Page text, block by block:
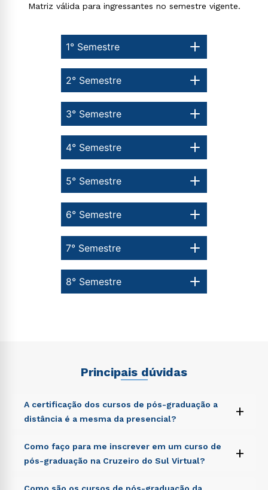
Matriz válida para ingressantes no semestre vigente.
1° Semestre
8° Semestre
7° Semestre
6° Semestre
5° Semestre
4° Semestre
3° Semestre
2° Semestre
Principais dúvidas
A certificação dos cursos de pós-graduação a
distância é a mesma da presencial?
+
Sed ut perspiciatis unde omnis iste natus error sit
voluptatem accusantium doloremque laudantium,
totam rem aperiam, eaque ipsa quae ab illo inventore
Como faço para me inscrever em um curso de
pós-graduação na Cruzeiro do Sul Virtual?
+
Sed ut perspiciatis unde omnis iste natus error sit
Como são os cursos de pós-graduação da